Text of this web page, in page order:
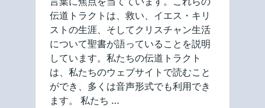
伝道トラクトは、救い、イエス・キリ
ストの生涯、そしてクリスチャン生活
について聖書が語っていることを説明
しています。私たちの伝道トラクト
は、私たちのウェブサイトで読むこと
ができ、多くは音声形式でも利用でき
ます。 私たち …